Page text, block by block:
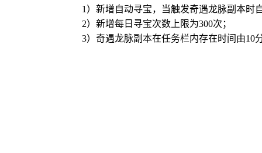
1）新增自动寻宝，当触发奇遇龙脉副本时
2）新增每日寻宝次数上限为300次；
3）奇遇龙脉副本在任务栏内存在时间由10